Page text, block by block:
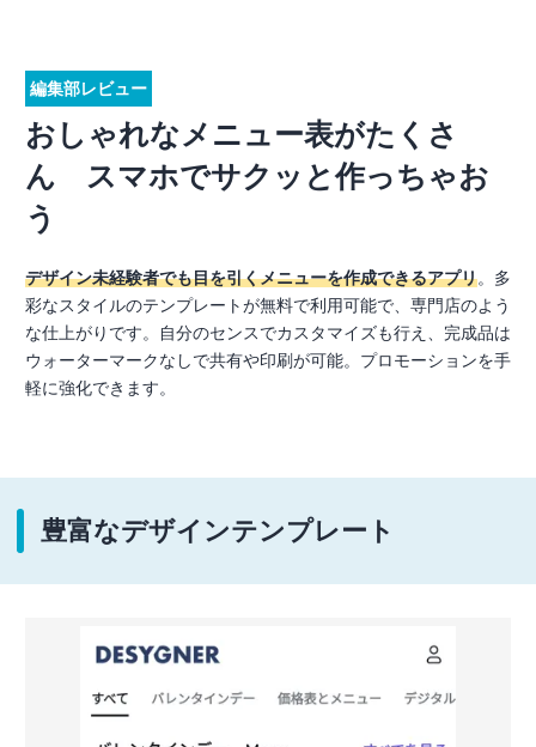
編集部レビュー
おしゃれなメニュー表がたくさ
ん スマホでサクッと作っちゃお
う
デザイン未経験者でも目を引くメニューを作成できるアプリ。多
彩なスタイルのテンプレートが無料で利用可能で、専門店のよう
な仕上がりです。自分のセンスでカスタマイズも行え、完成品は
ウォーターマークなしで共有や印刷が可能。プロモーションを手
軽に強化できます。
豊富なデザインテンプレート